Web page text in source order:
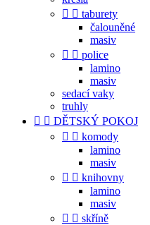
  taburety
čalouněné
masiv
  police
lamino
masiv
sedací vaky
truhly
  DĚTSKÝ POKOJ
  komody
lamino
masiv
  knihovny
lamino
masiv
  skříně